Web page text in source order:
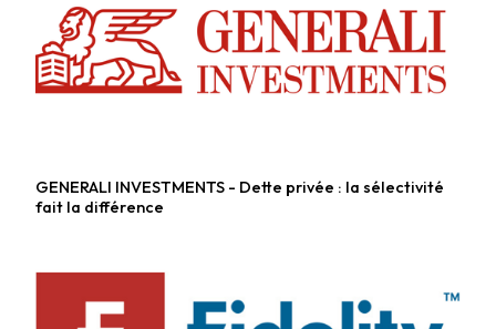
Fonds alternatifs
GENERALI INVESTMENTS - Dette privée : la sélectivité
fait la différence